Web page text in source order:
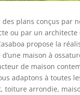
plans conçus par
ou par un architecte
propose la
d’une maison à
de maison
adaptons à toutes
toiture arrondie,